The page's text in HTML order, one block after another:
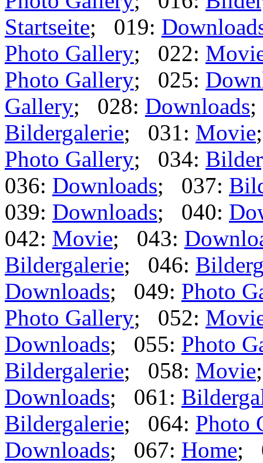
Startseite; 019:
Photo Gallery; 022:
Photo Gallery; 025:
Gallery; 028: Downloads
Bildergalerie; 031: Movie
Photo Gallery; 034:
036: Downloads; 037:
039: Downloads; 040:
042: Movie; 043:
Bildergalerie; 046:
Downloads; 049: Photo
Photo Gallery; 052:
Downloads; 055: Photo
Bildergalerie; 058: Movie
Downloads; 061:
Bildergalerie; 064: Photo
Downloads; 067: Home;